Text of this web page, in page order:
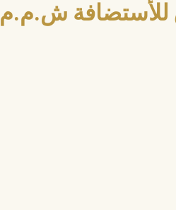
للأستضافة ش.م.م